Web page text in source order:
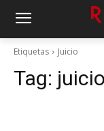
Etiquetas Juicio
Tag: juicio